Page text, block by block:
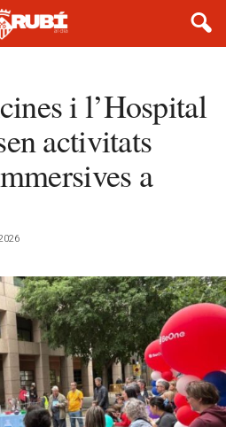
i l’Hospital
activitats
a